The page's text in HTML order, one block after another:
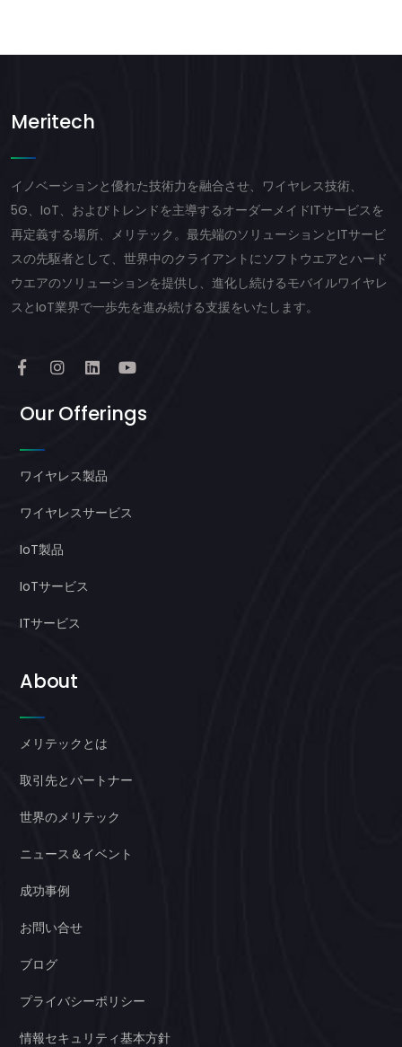
Meritech
イノベーションと優れた技術力を融合させ、ワイヤレス技術、
5G、IoT、およびトレンドを主導するオーダーメイドITサービスを
再定義する場所、メリテック。最先端のソリューションとITサービ
スの先駆者として、世界中のクライアントにソフトウエアとハード
ウエアのソリューションを提供し、進化し続けるモバイルワイヤレ
スとIoT業界で一歩先を進み続ける支援をいたします。
Our Offerings
ワイヤレス製品
ワイヤレスサービス
IoT製品
IoTサービス
ITサービス
About
メリテックとは
取引先とパートナー
世界のメリテック
ニュース＆イベント
成功事例
お問い合せ
ブログ
プライバシーポリシー
情報セキュリティ基本方針